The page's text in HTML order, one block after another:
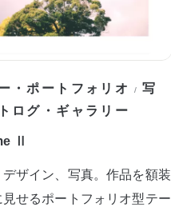
・ポートフォリオ /写
ログ・ギャラリー
Ⅱ
ザイン、写真。作品を額装
せるポートフォリオ型テー